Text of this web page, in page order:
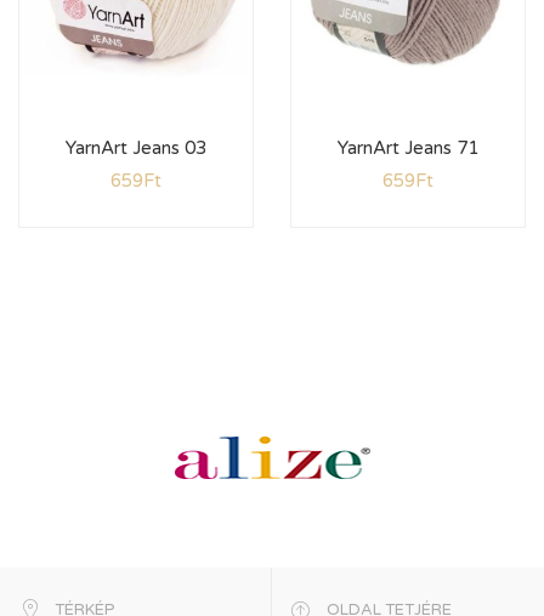
YarnArt Jeans 03
659Ft
YarnArt Jeans 71
659Ft
TÉRKÉP OLDAL TETJÉRE